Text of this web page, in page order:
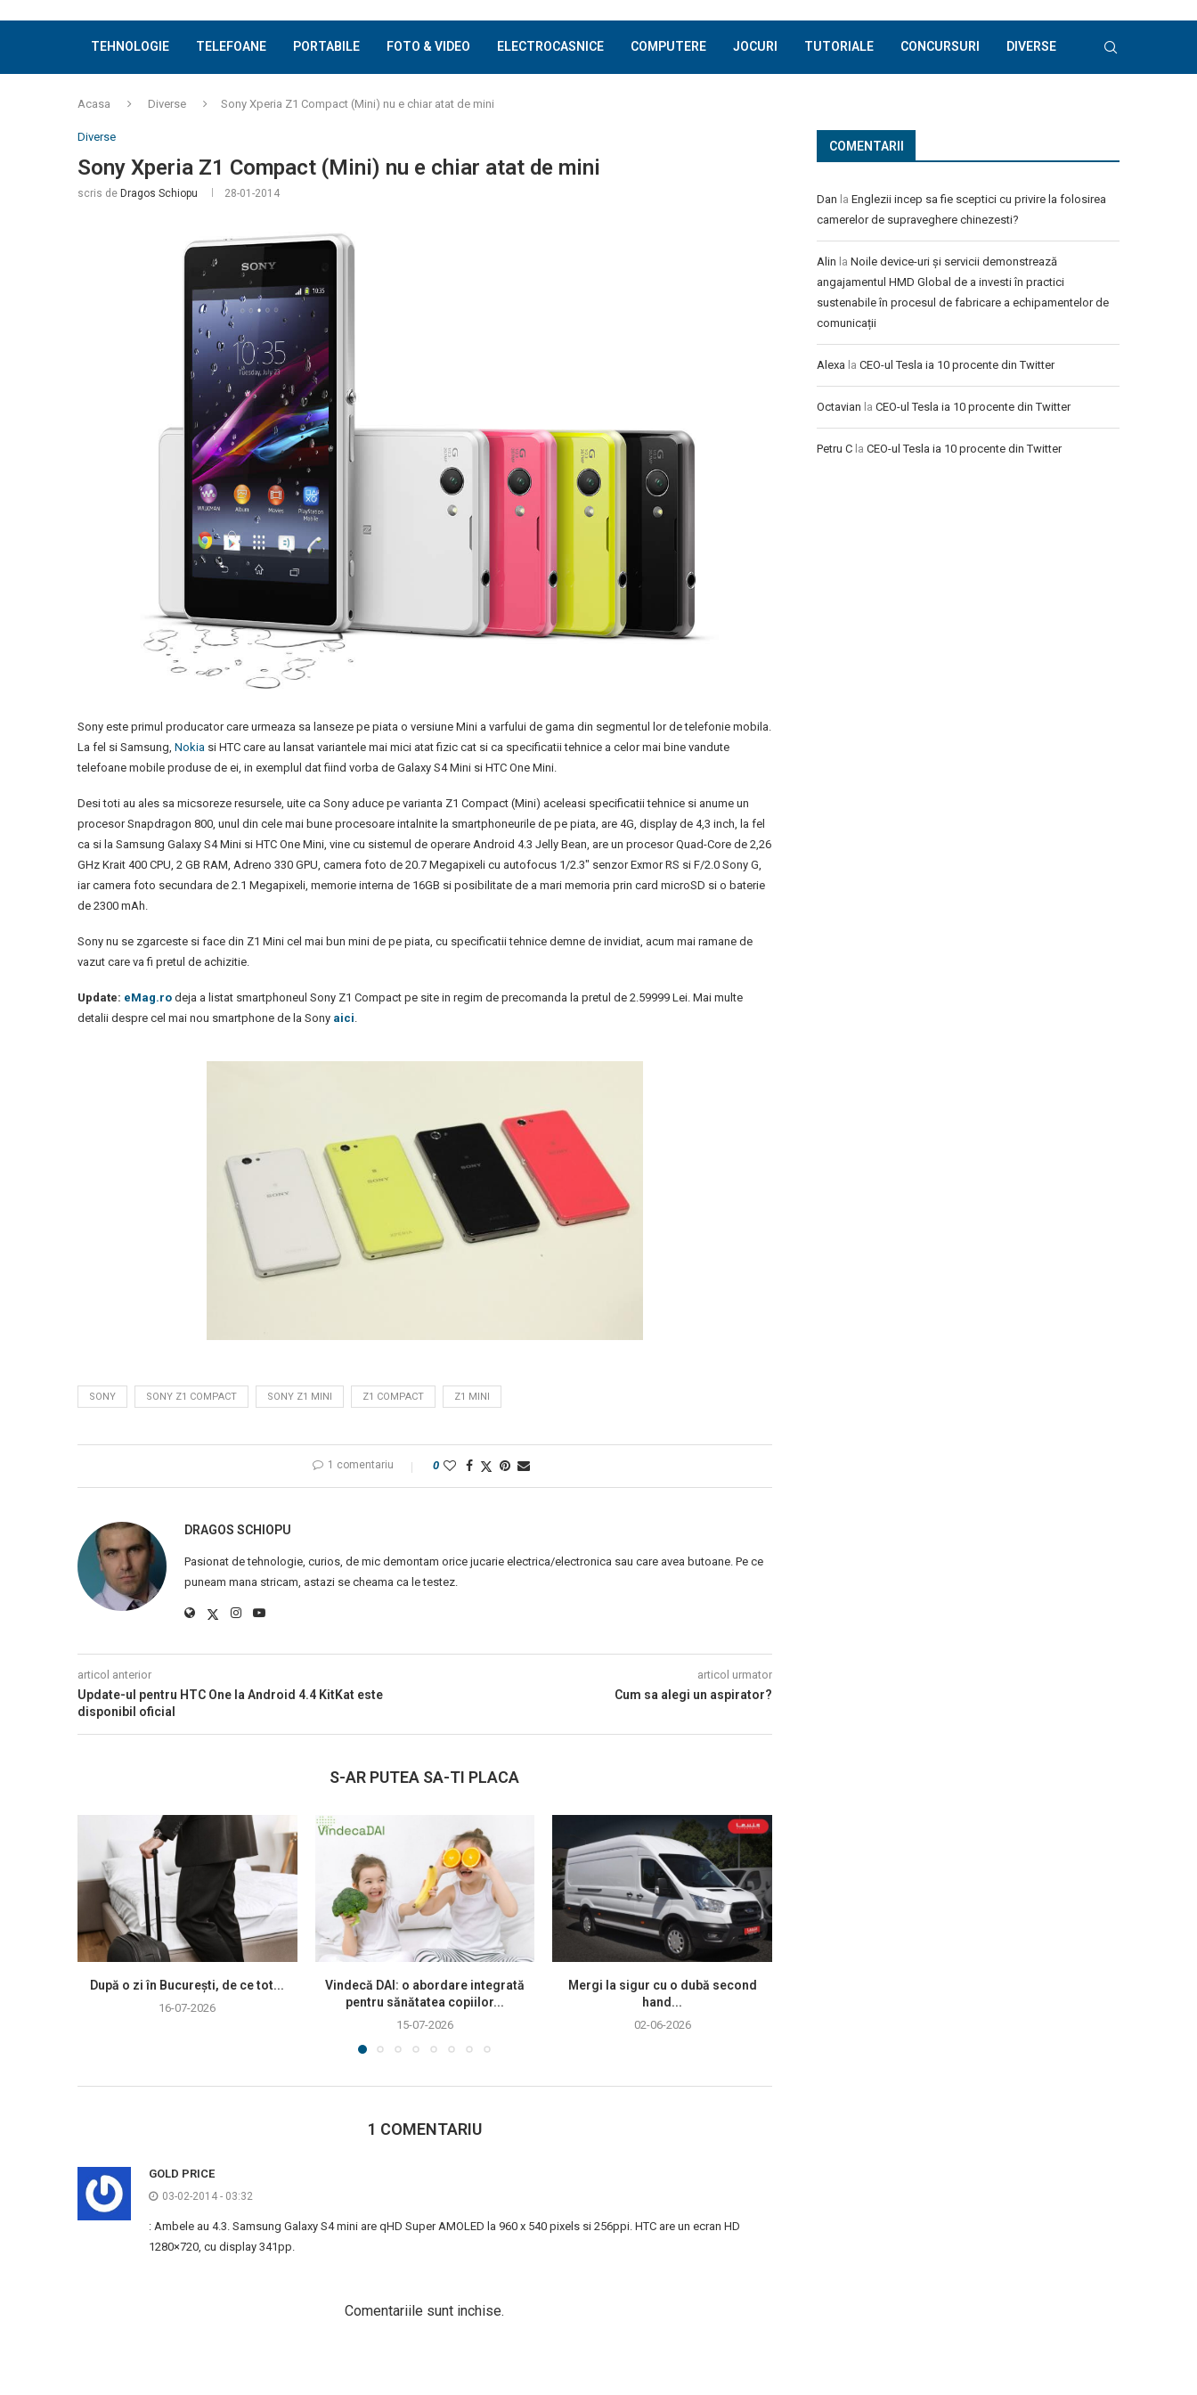
TEHNOLOGIE TELEFOANE PORTABILE FOTO & VIDEO ELECTROCASNICE COMPUTERE JOCURI TUTORIALE CONCURSURI DIVERSE
Acasa Diverse Sony Xperia Z1 Compact (Mini) nu e chiar atat de mini
Diverse
Sony Xperia Z1 Compact (Mini) nu e chiar atat de mini
scris de Dragos Schiopu 28-01-2014
Sony este primul producator care urmeaza sa lanseze pe piata o versiune Mini a varfului de gama din segmentul lor de telefonie mobila.
La fel si Samsung, Nokia si HTC care au lansat variantele mai mici atat fizic cat si ca specificatii tehnice a celor mai bine vandute
telefoane mobile produse de ei, in exemplul dat fiind vorba de Galaxy S4 Mini si HTC One Mini.
Desi toti au ales sa micsoreze resursele, uite ca Sony aduce pe varianta Z1 Compact (Mini) aceleasi specificatii tehnice si anume un
procesor Snapdragon 800, unul din cele mai bune procesoare intalnite la smartphoneurile de pe piata, are 4G, display de 4,3 inch, la fel
ca si la Samsung Galaxy S4 Mini si HTC One Mini, vine cu sistemul de operare Android 4.3 Jelly Bean, are un procesor Quad-Core de 2,26
GHz Krait 400 CPU, 2 GB RAM, Adreno 330 GPU, camera foto de 20.7 Megapixeli cu autofocus 1/2.3″ senzor Exmor RS si F/2.0 Sony G,
iar camera foto secundara de 2.1 Megapixeli, memorie interna de 16GB si posibilitate de a mari memoria prin card microSD si o baterie
de 2300 mAh.
Sony nu se zgarceste si face din Z1 Mini cel mai bun mini de pe piata, cu specificatii tehnice demne de invidiat, acum mai ramane de
vazut care va fi pretul de achizitie.
Update: eMag.ro deja a listat smartphoneul Sony Z1 Compact pe site in regim de precomanda la pretul de 2.59999 Lei. Mai multe
detalii despre cel mai nou smartphone de la Sony aici.
SONY SONY Z1 COMPACT SONY Z1 MINI Z1 COMPACT Z1 MINI
1 comentariu 0
DRAGOS SCHIOPU
Pasionat de tehnologie, curios, de mic demontam orice jucarie electrica/electronica sau care avea butoane. Pe ce
puneam mana stricam, astazi se cheama ca le testez.
articol anterior
Update-ul pentru HTC One la Android 4.4 KitKat este
disponibil oficial
articol urmator
Cum sa alegi un aspirator?
S-AR PUTEA SA-TI PLACA
După o zi în București, de ce tot...
16-07-2026
Vindecă DAI: o abordare integrată
pentru sănătatea copiilor...
15-07-2026
Mergi la sigur cu o dubă second
hand...
02-06-2026
1 COMENTARIU
GOLD PRICE
03-02-2014 - 03:32
: Ambele au 4.3. Samsung Galaxy S4 mini are qHD Super AMOLED la 960 x 540 pixels si 256ppi. HTC are un ecran HD
1280×720, cu display 341pp.
Comentariile sunt inchise.
COMENTARII
Dan la Englezii incep sa fie sceptici cu privire la folosirea
camerelor de supraveghere chinezesti?
Alin la Noile device-uri și servicii demonstrează
angajamentul HMD Global de a investi în practici
sustenabile în procesul de fabricare a echipamentelor de
comunicații
Alexa la CEO-ul Tesla ia 10 procente din Twitter
Octavian la CEO-ul Tesla ia 10 procente din Twitter
Petru C la CEO-ul Tesla ia 10 procente din Twitter